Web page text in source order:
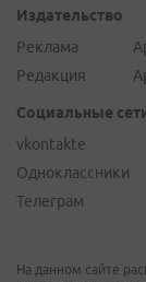
Издательство
Реклама
Редакция
Социальные
vkontakte
Одноклассники
Телеграм
На данном сайте